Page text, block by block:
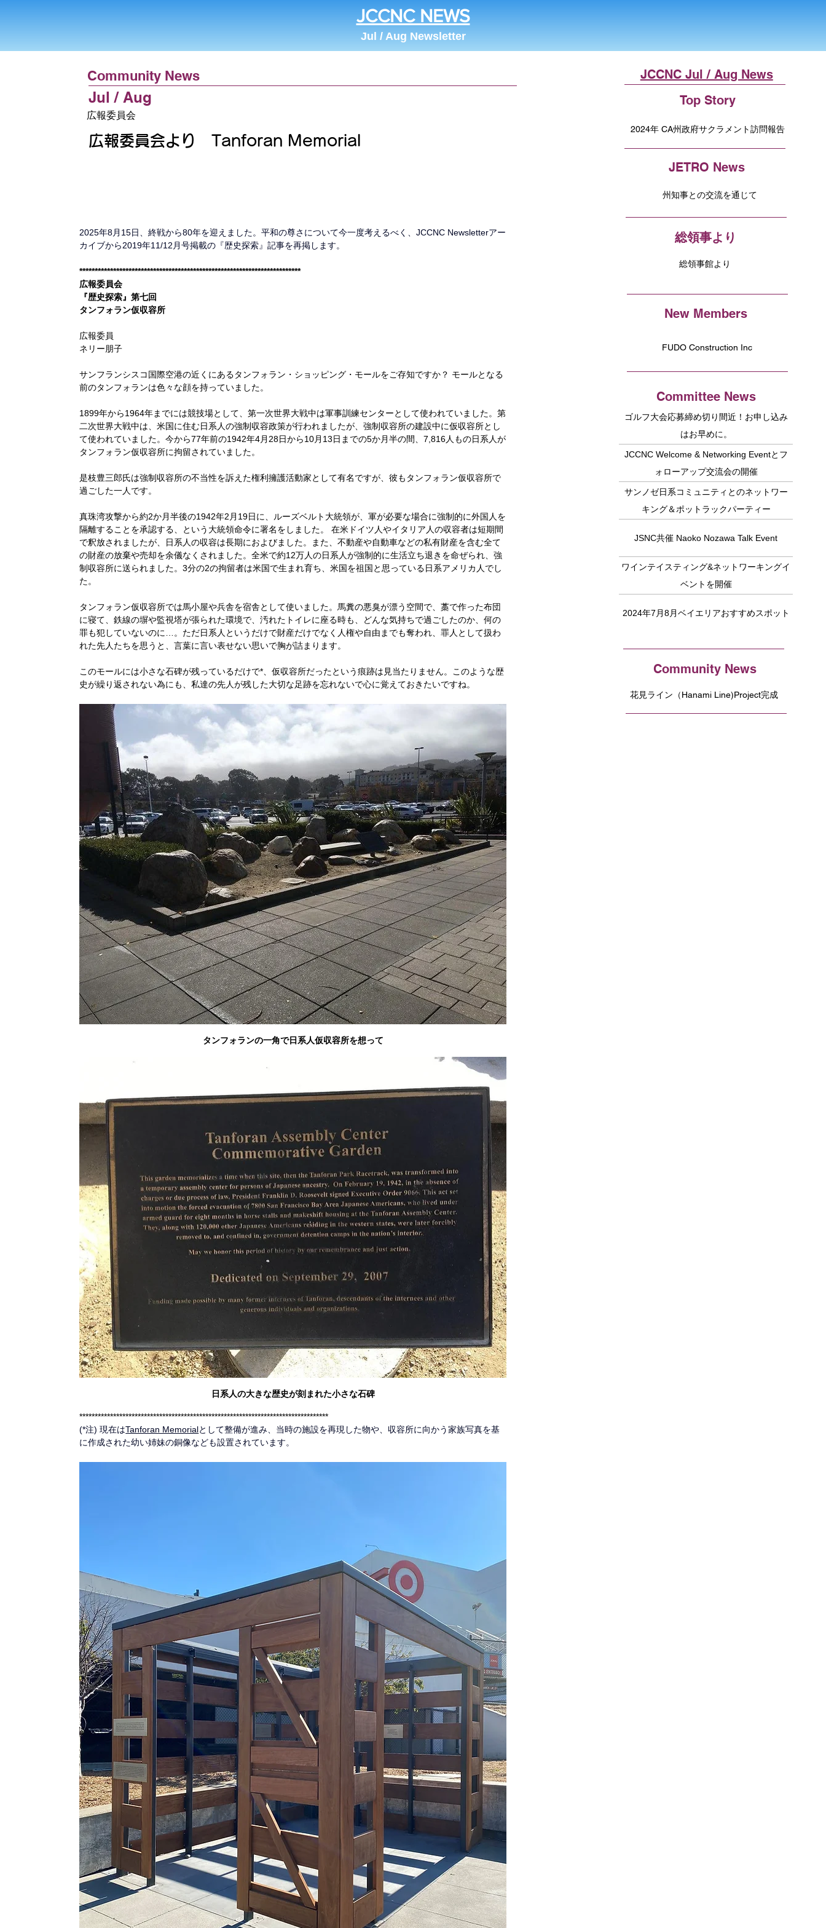
JCCNC NEWS
Jul / Aug Newsletter
Community News
Jul / Aug
広報委員会
広報委員会より Tanforan Memorial
2025年8月15日、終戦から80年を迎えました。平和の尊さについて今一度考えるべく、JCCNC Newsletterアー
カイブから2019年11/12月号掲載の『歴史探索』記事を再掲します。
************************************************************************
広報委員会
『歴史探索』第七回
タンフォラン仮収容所
広報委員
ネリー朋子
サンフランシスコ国際空港の近くにあるタンフォラン・ショッピング・モールをご存知ですか？ モールとなる
前のタンフォランは色々な顔を持っていました。
1899年から1964年までには競技場として、第一次世界大戦中は軍事訓練センターとして使われていました。第
二次世界大戦中は、米国に住む日系人の強制収容政策が行われましたが、強制収容所の建設中に仮収容所とし
て使われていました。今から77年前の1942年4月28日から10月13日までの5か月半の間、7,816人もの日系人が
タンフォラン仮収容所に拘留されていました。
是枝豊三郎氏は強制収容所の不当性を訴えた権利擁護活動家として有名ですが、彼もタンフォラン仮収容所で
過ごした一人です。
真珠湾攻撃から約2か月半後の1942年2月19日に、ルーズベルト大統領が、軍が必要な場合に強制的に外国人を
隔離することを承認する、という大統領命令に署名をしました。 在米ドイツ人やイタリア人の収容者は短期間
で釈放されましたが、日系人の収容は長期におよびました。また、不動産や自動車などの私有財産を含む全て
の財産の放棄や売却を余儀なくされました。全米で約12万人の日系人が強制的に生活立ち退きを命ぜられ、強
制収容所に送られました。3分の2の拘留者は米国で生まれ育ち、米国を祖国と思っている日系アメリカ人でし
た。
タンフォラン仮収容所では馬小屋や兵舎を宿舎として使いました。馬糞の悪臭が漂う空間で、藁で作った布団
に寝て、鉄線の塀や監視塔が張られた環境で、汚れたトイレに座る時も、どんな気持ちで過ごしたのか、何の
罪も犯していないのに…。ただ日系人というだけで財産だけでなく人権や自由までも奪われ、罪人として扱わ
れた先人たちを思うと、言葉に言い表せない思いで胸が詰まります。
このモールには小さな石碑が残っているだけで*、仮収容所だったという痕跡は見当たりません。このような歴
史が繰り返されない為にも、私達の先人が残した大切な足跡を忘れないで心に覚えておきたいですね。
タンフォランの一角で日系人仮収容所を想って
日系人の大きな歴史が刻まれた小さな石碑
*********************************************************************************
(*注) 現在はTanforan Memorialとして整備が進み、当時の施設を再現した物や、収容所に向かう家族写真を基
に作成された幼い姉妹の銅像なども設置されています。
JCCNC Jul / Aug News
Top Story
JETRO News
州知事との交流を通じて
New Members
FUDO Construction Inc
Committee News
ゴルフ大会応募締め切り間近！お申し込み
はお早めに。
JCCNC Welcome & Networking Eventとフ
ォローアップ交流会の開催
サンノゼ日系コミュニティとのネットワー
キング＆ポットラックパーティー
JSNC共催 Naoko Nozawa Talk Event
ワインテイスティング&ネットワーキングイ
ベントを開催
2024年7月8月ベイエリアおすすめスポット
総領事館より
総領事より
2024年 CA州政府サクラメント訪問報告
Community News
花見ライン（Hanami Line)Project完成